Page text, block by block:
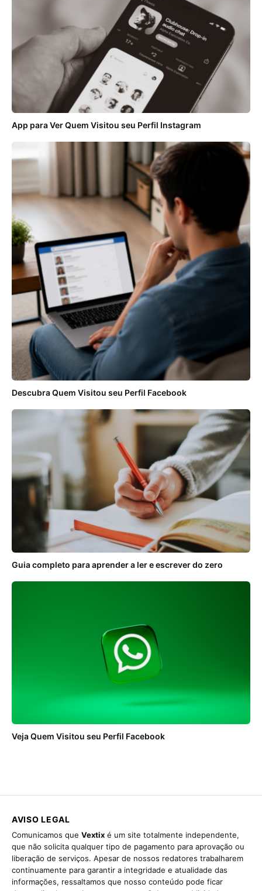
App para Ver Quem Visitou seu Perfil Instagram
Descubra Quem Visitou seu Perfil Facebook
Guia completo para aprender a ler e escrever do zero
Veja Quem Visitou seu Perfil Facebook
AVISO LEGAL
Comunicamos que Vextix é um site totalmente independente,
que não solicita qualquer tipo de pagamento para aprovação ou
liberação de serviços. Apesar de nossos redatores trabalharem
continuamente para garantir a integridade e atualidade das
informações, ressaltamos que nosso conteúdo pode ficar